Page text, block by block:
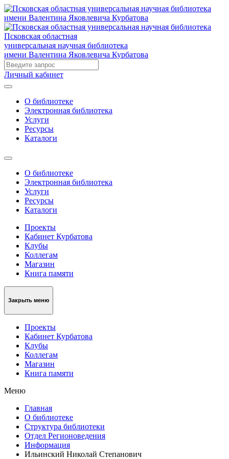
Псковская областная
универсальная научная библиотека
имени Валентина Яковлевича Курбатова
Личный кабинет
О библиотеке
Электронная библиотека
Услуги
Ресурсы
Каталоги
О библиотеке
Электронная библиотека
Услуги
Ресурсы
Каталоги
Проекты
Кабинет Курбатова
Клубы
Коллегам
Магазин
Книга памяти
Закрыть меню
Проекты
Кабинет Курбатова
Клубы
Коллегам
Магазин
Книга памяти
Меню
Главная
О библиотеке
Структура библиотеки
Отдел Регионоведения
Информация
Ильинский Николай Степанович